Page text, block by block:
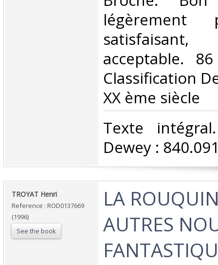
légèrement
acceptable.
Classification
XX ème siècle‎
‎Texte
Dewey :
‎TROYAT Henri‎
Reference : ROD0137669
(1996)
See the book
‎LA
AUTRES